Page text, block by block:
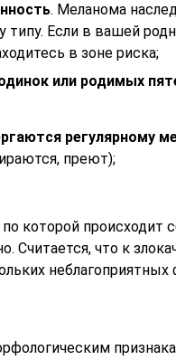
. Меланома
Если в вашей
в зоне риска;
или родимых
регулярному
преют);
которой происходит
Считается, что к
неблагоприятных